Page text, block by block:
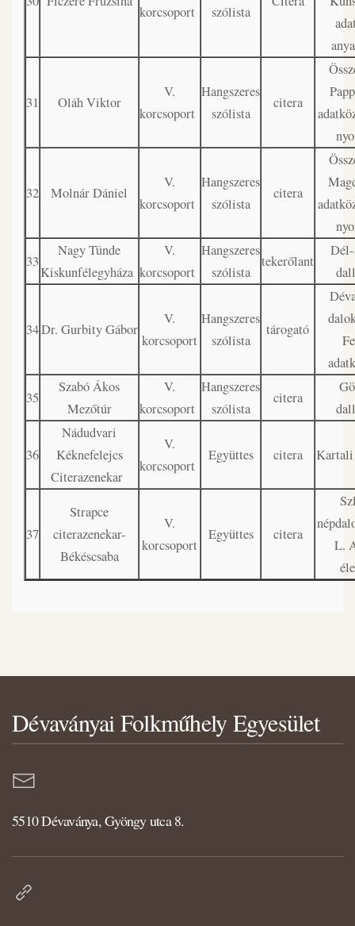
korcsoport
szólista
31 Oláh Viktor
V.
korcsoport
Hangszeres
szólista
citera
32 Molnár Dániel
V.
korcsoport
Hangszeres
szólista
citera
33
Nagy Tünde
Kiskunfélegyháza
V.
korcsoport
Hangszeres
szólista
tekerőlant
34Dr. Gurbity Gábor
V.
korcsoport
Hangszeres
szólista
tárogató
35
Szabó Ákos
Mezőtúr
V.
korcsoport
Hangszeres
szólista
citera
36
Nádudvari
Kéknefelejcs
Citerazenekar
V.
korcsoport
Együttes citera Kartali
37
Strapce
citerazenekar-
Békéscsaba
V.
korcsoport
Együttes citera
L.
Dévaványai Folkműhely Egyesület
5510 Dévaványa, Gyöngy utca 8.